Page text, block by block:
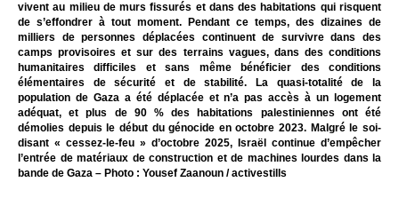
vivent au milieu de murs fissurés et dans des habitations qui risquent
de s’effondrer à tout moment. Pendant ce temps, des dizaines de
milliers de personnes déplacées continuent de survivre dans des
camps provisoires et sur des terrains vagues, dans des conditions
humanitaires difficiles et sans même bénéficier des conditions
élémentaires de sécurité et de stabilité. La quasi-totalité de la
population de Gaza a été déplacée et n’a pas accès à un logement
adéquat, et plus de 90 % des habitations palestiniennes ont été
démolies depuis le début du génocide en octobre 2023. Malgré le soi-
disant « cessez-le-feu » d’octobre 2025, Israël continue d’empêcher
l’entrée de matériaux de construction et de machines lourdes dans la
bande de Gaza – Photo : Yousef Zaanoun / activestills